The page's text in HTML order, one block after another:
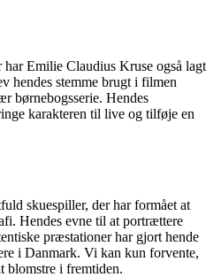
Emilie Claudius Kruse også lagt
hendes stemme brugt i filmen
børnebogsserie. Hendes
karakteren til live og tilføje en
skuespiller, der har formået at
Hendes evne til at portrættere
præstationer har gjort hende
i Danmark. Vi kan kun forvente,
blomstre i fremtiden.